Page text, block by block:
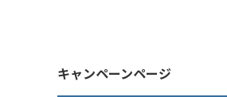
キャンペーンページ